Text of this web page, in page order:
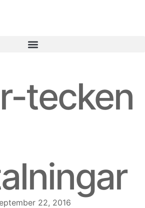
tecken
22, 2016